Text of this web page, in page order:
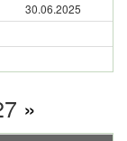
30.06.2025
»